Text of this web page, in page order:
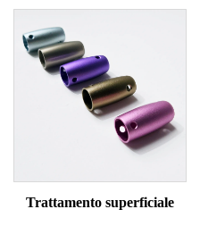
Trattamento superficiale